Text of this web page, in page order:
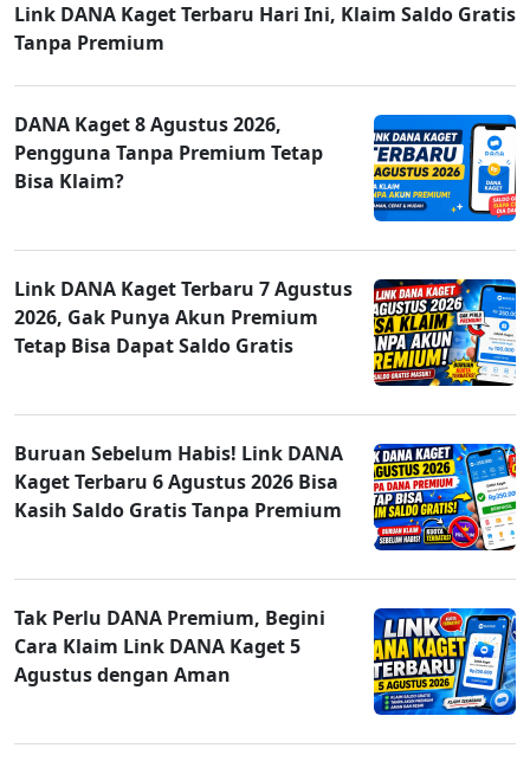
Link DANA Kaget Terbaru Hari Ini, Klaim Saldo Gratis
Tanpa Premium
DANA Kaget 8 Agustus 2026,
Pengguna Tanpa Premium Tetap
Bisa Klaim?
Link DANA Kaget Terbaru 7 Agustus
2026, Gak Punya Akun Premium
Tetap Bisa Dapat Saldo Gratis
Buruan Sebelum Habis! Link DANA
Kaget Terbaru 6 Agustus 2026 Bisa
Kasih Saldo Gratis Tanpa Premium
Tak Perlu DANA Premium, Begini
Cara Klaim Link DANA Kaget 5
Agustus dengan Aman